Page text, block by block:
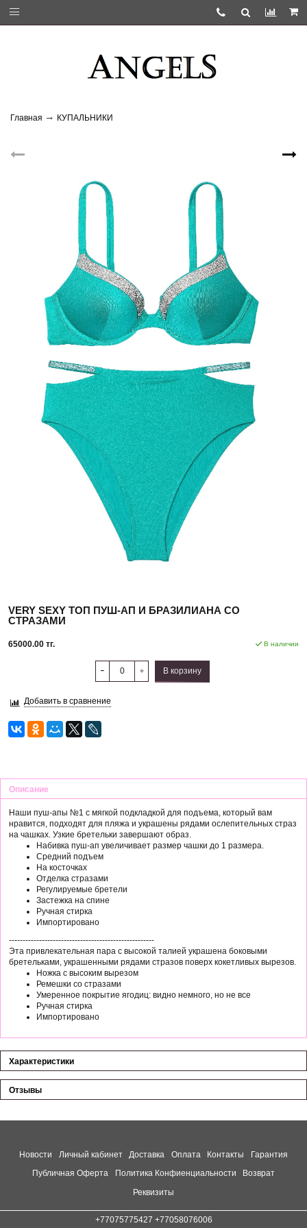
Главная КУПАЛЬНИКИ
VERY SEXY ТОП ПУШ-АП И БРАЗИЛИАНА СО
СТРАЗАМИ
65000.00 тг. В наличии
В корзину
Добавить в сравнение
Описание
Наши пуш-апы №1 с мягкой подкладкой для подъема, который вам
нравится, подходят для пляжа и украшены рядами ослепительных страз
на чашках. Узкие бретельки завершают образ.
Набивка пуш-ап увеличивает размер чашки до 1 размера.
Средний подъем
Hа косточках
Отделка стразами
Регулируемые бретели
Застежка на спине
Ручная стирка
Импортировано
-----------------------------------------------------
Эта привлекательная пара с высокой талией украшена боковыми
бретельками, украшенными рядами стразов поверх кокетливых вырезов.
Ножка с высоким вырезом
Ремешки со стразами
Умеренное покрытие ягодиц: видно немного, но не все
Ручная стирка
Импортировано
Характеристики
Отзывы
Новости Личный кабинет Доставка Оплата Контакты
Гарантия
Публичная Оферта
Политика Конфиенциальности
Возврат
Реквизиты
+77075775427 +77058076006